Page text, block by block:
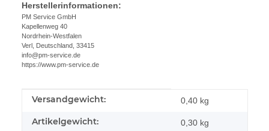
Herstellerinformationen:
PM Service GmbH
Kapellenweg 40
Nordrhein-Westfalen
Verl, Deutschland, 33415
info@pm-service.de
https://www.pm-service.de
Produkteigenschaft
Wert
Versandgewicht: 0,40 kg
Artikelgewicht: 0,30 kg